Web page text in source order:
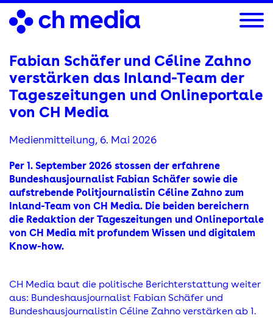
Direkt
zum
Inhalt
Fabian Schäfer und Céline Zahno
verstärken das Inland-Team der
Tageszeitungen und Onlineportale
von CH Media
Medienmitteilung, 6. Mai 2026
Per 1. September 2026 stossen der erfahrene
Bundeshausjournalist Fabian Schäfer sowie die
aufstrebende Politjournalistin Céline Zahno zum
Inland-Team von CH Media. Die beiden bereichern
die Redaktion der Tageszeitungen und Onlineportale
von CH Media mit profundem Wissen und digitalem
Know-how.
CH Media baut die politische Berichterstattung weiter
aus: Bundeshausjournalist Fabian Schäfer und
Bundeshausjournalistin Céline Zahno verstärken ab 1.